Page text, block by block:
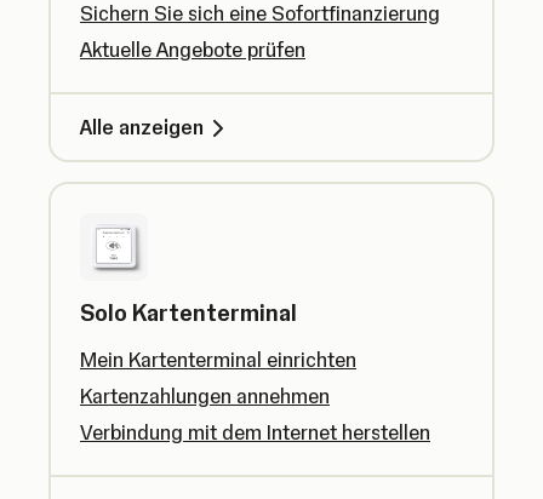
Sichern Sie sich eine Sofortfinanzierung
Aktuelle Angebote prüfen
Alle anzeigen
Solo Kartenterminal
Mein Kartenterminal einrichten
Kartenzahlungen annehmen
Verbindung mit dem Internet herstellen